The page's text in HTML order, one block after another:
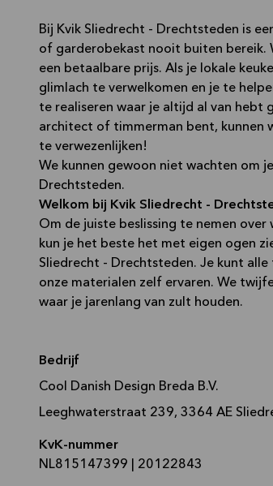
Bij Kvik Sliedrecht - Drechtsteden is
of garderobekast nooit buiten bereik.
een betaalbare prijs. Als je lokale
glimlach te verwelkomen en je te
te realiseren waar je altijd al van hebt
architect of timmerman bent, kunnen
te verwezenlijken!
We kunnen gewoon niet wachten om
Drechtsteden.
Welkom bij Kvik Sliedrecht -
Om de juiste beslissing te nemen
kun je het beste het met eigen ogen
Sliedrecht - Drechtsteden. Je kunt
onze materialen zelf ervaren. We
waar je jarenlang van zult houden.
Bedrijf
Cool Danish Design Breda B.V.
Leeghwaterstraat 239, 3364 AE
KvK-nummer
NL815147399 | 20122843